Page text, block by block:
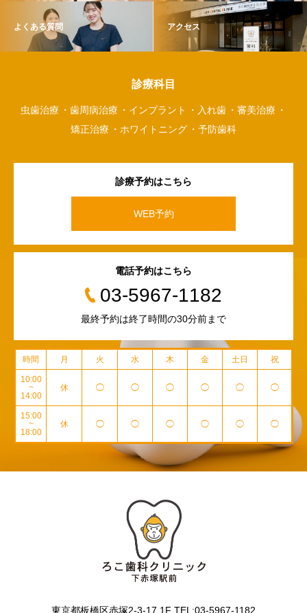
よくある質問 アクセス
診療科目
虫歯治療 歯周病治療 インプラント 入れ歯
審美治療
矯正治療
ホワイトニング 予防歯科
診療予約はこちら
WEB予約
電話予約はこちら
03-5967-1182
最終予約は終了時間の30分前まで
時間 月 火 水 木 金 土日 祝
10:00
~
14:00
休 ◯ ◯ ◯ ◯ ◯ ◯
15:00
~
18:00
休 ◯ ◯ ◯ ◯ ◯ ◯
東京都板橋区赤塚2-3-17 1F TEL:03-5967-1182